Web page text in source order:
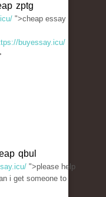
zptg
">cheap essay
buyessay.icu/
qbul
">please help
i get someone to